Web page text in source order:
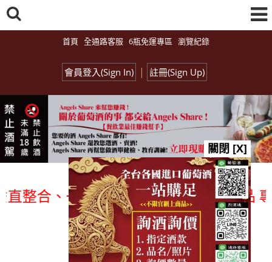
首頁 全通路客服 6瓶免運專區 瀏覽紀錄
會員登入(Sign In) | 註冊(Sign Up)
合、一次購足」各國進口酒類商品 專業
總覽-促銷&活動
關閉 [X]